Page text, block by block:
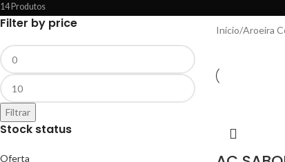
14 Produtos
Filter by price
Filtrar
Stock status
Oferta
Início/Aroeira